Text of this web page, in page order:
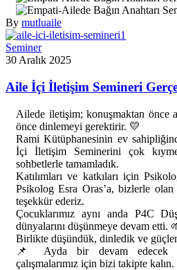
By mutluaile
Seminer
30 Aralık 2025
Aile İçi İletişim Semineri
Ailede iletişim; konuşmaktan önce
önce dinlemeyi gerektirir. 💛
Rami Kütüphanesinin ev
İçi İletişim Seminerini çok
sohbetlerle tamamladık.
Katılımları ve katkıları için
Psikolog Esra Oras’a, bizlerle
teşekkür ederiz.
Çocuklarımız aynı anda P4C
dünyalarını düşünmeye devam etti.
Birlikte düşündük, dinledik ve
📌 Ayda bir devam edecek
çalışmalarımız için bizi takipte kalın.